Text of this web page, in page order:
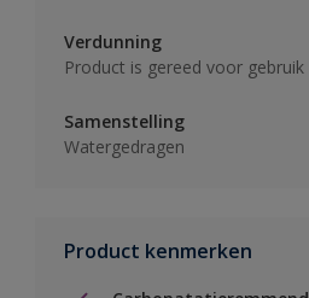
Verdunning
Product is gereed voor gebruik
Samenstelling
Watergedragen
Product kenmerken